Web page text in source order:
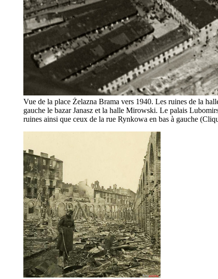
Vue de la place Żelazna Brama vers 1940. Les ruines de la
gauche le bazar Janasz et la halle Mirowski. Le palais
ruines ainsi que ceux de la rue Rynkowa en bas à gauche